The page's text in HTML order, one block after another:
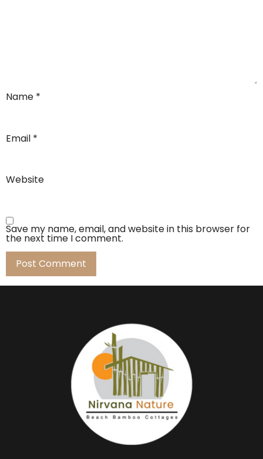
Name *
Email *
Website
Save my name, email, and website in this browser for
the next time I comment.